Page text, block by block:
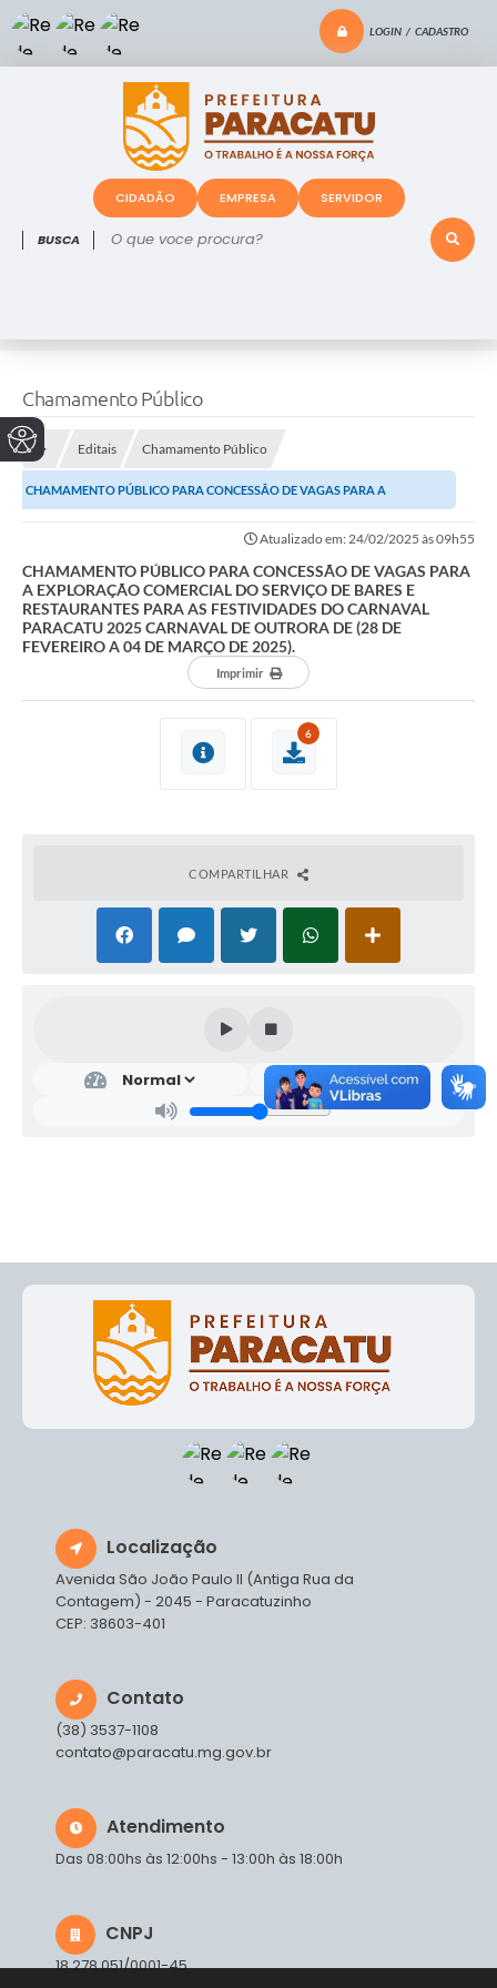
LOGIN / CADASTRO
O que voce procura?
CIDADÃO EMPRESA SERVIDOR
Chamamento Público
Editais Chamamento Público
CHAMAMENTO PÚBLICO PARA CONCESSÃO DE VAGAS PARA A
EXPLORAÇÃO COMERCIAL DO SERVIÇO DE BARES E RESTAURANTES...
Atualizado em: 24/02/2025 às 09h55
CHAMAMENTO PÚBLICO PARA CONCESSÃO DE VAGAS PARA
A EXPLORAÇÃO COMERCIAL DO SERVIÇO DE BARES E
RESTAURANTES PARA AS FESTIVIDADES DO CARNAVAL
PARACATU 2025 CARNAVAL DE OUTRORA DE (28 DE
FEVEREIRO A 04 DE MARÇO DE 2025).
Imprimir
6
COMPARTILHAR
Localização
Avenida São João Paulo II (Antiga Rua da
Contagem) - 2045 - Paracatuzinho
CEP: 38603-401
Contato
(38) 3537-1108
contato@paracatu.mg.gov.br
Atendimento
Das 08:00hs às 12:00hs - 13:00h às 18:00h
CNPJ
18.278.051/0001-45